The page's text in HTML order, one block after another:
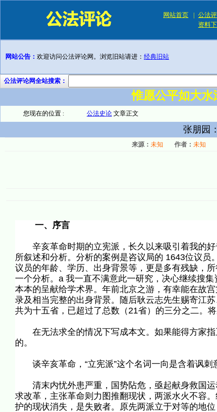
网站首页 | 公法
资料
网站公告： 欢迎访问公法评论网。浏览旧站请进： 经典旧站
公法评论网全站搜索：
惟愿公平如大
您现在的位置 : 公法史论 文章正文
张朋园
来源： 未知 作者： 未知
一、序言
辛亥革命时期的立宪派，长久以来吸引着我的好
所叙述和分析。分析的案例是咨议局的 1643位议
议员的年龄、学历、出身背景等，更是多有残缺，
一个分析。a 我一直不满意此一研究，决心继续搜
本本的呈献给学术界。年前北京之游，有幸能在故
录及相当完整的出身背景。随后耿云志先生赐寄江
共为十五省，已超过了总数（21省）的三分之二。
在无法求全的情况下写成本文。如果能得方家指
的。
谈辛亥革命，“立宪派”这个名词一向是含着讽刺
清末内忧外患严重，国势阽危，亟起献身救国运
求改革，主张革命则力图推翻现状，两派水火不容
护的现状消失，是失败者。原先两派立于对等的地